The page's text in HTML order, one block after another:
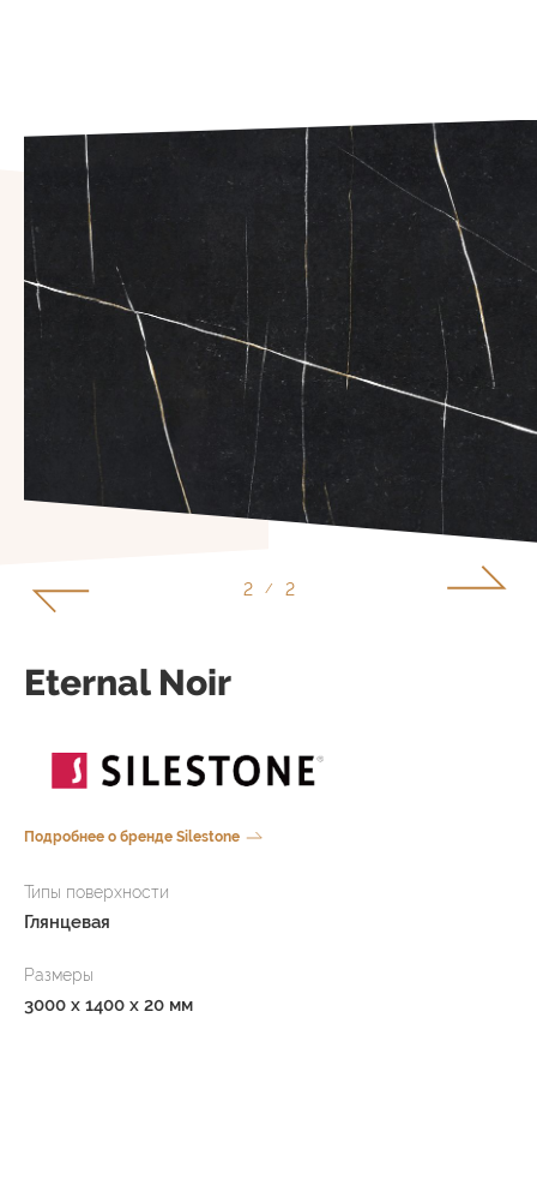
1 / 2
Eternal Noir
Подробнее о бренде Silestone
Типы поверхности
Глянцевая
Размеры
3000 x 1400 x 20 мм